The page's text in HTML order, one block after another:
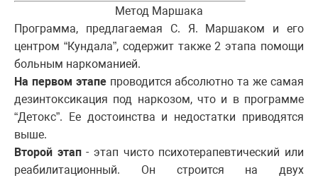
Метод Маршака
Программа, предлагаемая С. Я. Маршаком и его
центром “Кундала”, содержит также 2 этапа помощи
больным наркоманией.
На первом этапепроводится абсолютно та же самая
дезинтоксикация под наркозом, что и в программе
“Детокс”. Ее достоинства и недостатки приводятся
выше.
Второй этап- этап чисто психотерапевтический или
реабилитационный. Он строится на двух